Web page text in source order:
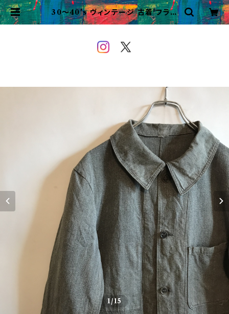
30〜40's ヴィンテージ 古着 フラン
ス軍 ブラックシャンブレーコート ア
1/15